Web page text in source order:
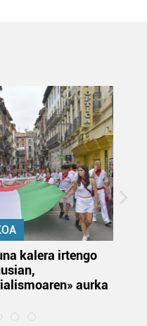
kalera irtengo
aurka